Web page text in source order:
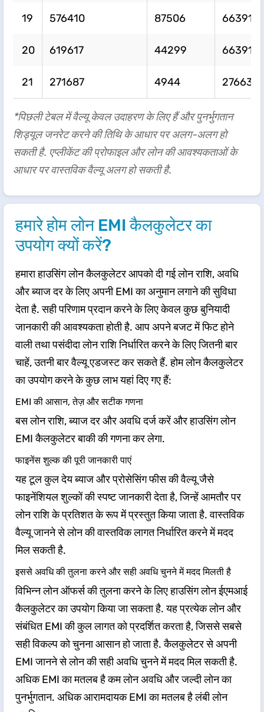
​​​19​​ 576410 87506 663916
20​​ 619617 44299 663916
21 271687 4944 276632
*पिछली टेबल में वैल्यू केवल उदाहरण के लिए हैं और पुनर्भुगतान
शिड्यूल जनरेट करने की तिथि के आधार पर अलग-अलग हो
सकती है. एप्लीकेंट की प्रोफाइल और लोन की आवश्यकताओं के
आधार पर वास्तविक वैल्यू अलग हो सकती है.
हमारे होम लोन EMI कैलकुलेटर का
उपयोग क्यों करें?
हमारा हाउसिंग लोन कैलकुलेटर आपको दी गई लोन राशि, अवधि
और ब्याज दर के लिए अपनी EMI का अनुमान लगाने की सुविधा
देता है. सही परिणाम प्रदान करने के लिए केवल कुछ बुनियादी
जानकारी की आवश्यकता होती है. आप अपने बजट में फिट होने
वाली तथा पसंदीदा लोन राशि निर्धारित करने के लिए जितनी बार
चाहें, उतनी बार वैल्यू एडजस्ट कर सकते हैं. होम लोन कैलकुलेटर
का उपयोग करने के कुछ लाभ यहां दिए गए हैं:
EMI की आसान, तेज़ और सटीक गणना
बस लोन राशि, ब्याज दर और अवधि दर्ज करें और हाउसिंग लोन
EMI कैलकुलेटर बाकी की गणना कर लेगा.
फाइनेंस शुल्क की पूरी जानकारी पाएं
यह टूल कुल देय ब्याज और प्रोसेसिंग फीस की वैल्यू जैसे
फाइनेंशियल शुल्कों की स्पष्ट जानकारी देता है, जिन्हें आमतौर पर
लोन राशि के प्रतिशत के रूप में प्रस्तुत किया जाता है. वास्तविक
वैल्यू जानने से लोन की वास्तविक लागत निर्धारित करने में मदद
मिल सकती है.
इससे अवधि की तुलना करने और सही अवधि चुनने में मदद मिलती है
विभिन्न लोन ऑफर्स की तुलना करने के लिए हाउसिंग लोन ईएमआई
कैलकुलेटर का उपयोग किया जा सकता है. यह प्रत्येक लोन और
संबंधित EMI की कुल लागत को प्रदर्शित करता है, जिससे सबसे
सही विकल्प को चुनना आसान हो जाता है. कैलकुलेटर से अपनी
EMI जानने से लोन की सही अवधि चुनने में मदद मिल सकती है.
अधिक EMI का मतलब है कम लोन अवधि और जल्दी लोन का
पुनर्भुगतान. अधिक आरामदायक EMI का मतलब है लंबी लोन